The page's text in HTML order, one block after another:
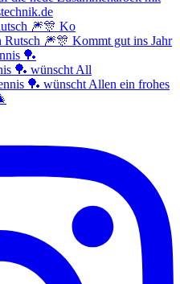
🎆🎊 Ko
🏓 wünscht All